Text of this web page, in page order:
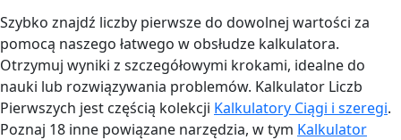
Szybko znajdź liczby pierwsze do dowolnej wartości za
pomocą naszego łatwego w obsłudze kalkulatora.
Otrzymuj wyniki z szczegółowymi krokami, idealne do
nauki lub rozwiązywania problemów. Kalkulator Liczb
Pierwszych jest częścią kolekcji Kalkulatory Ciągi i szeregi.
Poznaj 18 inne powiązane narzędzia, w tym Kalkulator